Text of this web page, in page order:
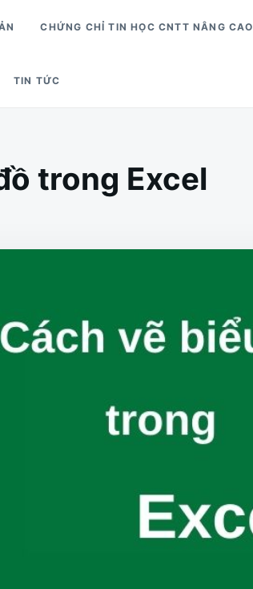
CHỨNG CHỈ TIN HỌC CNTT NÂNG CAO
TIN TỨC
trong Excel